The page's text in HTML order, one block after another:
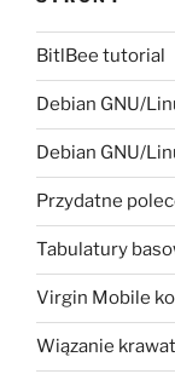
BitlBee tutorial
Debian GNU/
Debian GNU/
Przydatne
Tabulatury
Virgin Mobile
Wiązanie